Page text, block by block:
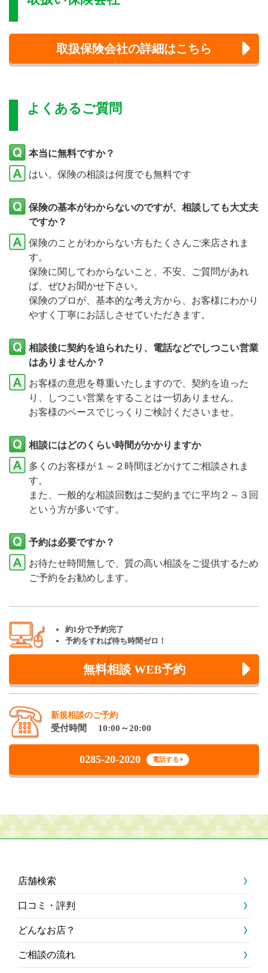
取扱保険会社の詳細はこちら
よくあるご質問
本当に無料ですか？
はい。保険の相談は何度でも無料です
保険の基本がわからないのですが、相談しても大丈夫
ですか？
保険のことがわからない方もたくさんご来店されま
す。
保険に関してわからないこと、不安、ご質問があれ
ば、ぜひお聞かせ下さい。
保険のプロが、基本的な考え方から、お客様にわかり
やすく丁寧にお話しさせていただきます。
相談後に契約を迫られたり、電話などでしつこい営業
はありませんか？
お客様の意思を尊重いたしますので、契約を迫った
り、しつこい営業をすることは一切ありません。
お客様のペースでじっくりご検討くださいませ。
相談にはどのくらい時間がかかりますか
多くのお客様が１～２時間ほどかけてご相談されま
す。
また、一般的な相談回数はご契約までに平均２～３回
という方が多いです。
予約は必要ですか？
お待たせ時間無しで、質の高い相談をご提供するため
ご予約をお勧めします。
約1分で予約完了
予約をすれば待ち時間ゼロ！
無料相談 WEB予約
新規相談のご予約
受付時間 10:00～20:00
0285-20-2020 電話する
店舗検索
口コミ・評判
どんなお店？
ご相談の流れ